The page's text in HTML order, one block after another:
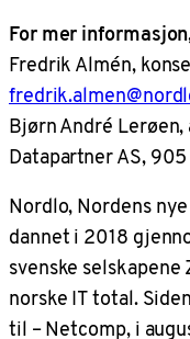
For mer
Fredrik Almén,
Bjørn André
Datapartner AS,
Nordlo, Nordens
dannet i 2018
svenske
norske IT total.
til – Netcomp, i